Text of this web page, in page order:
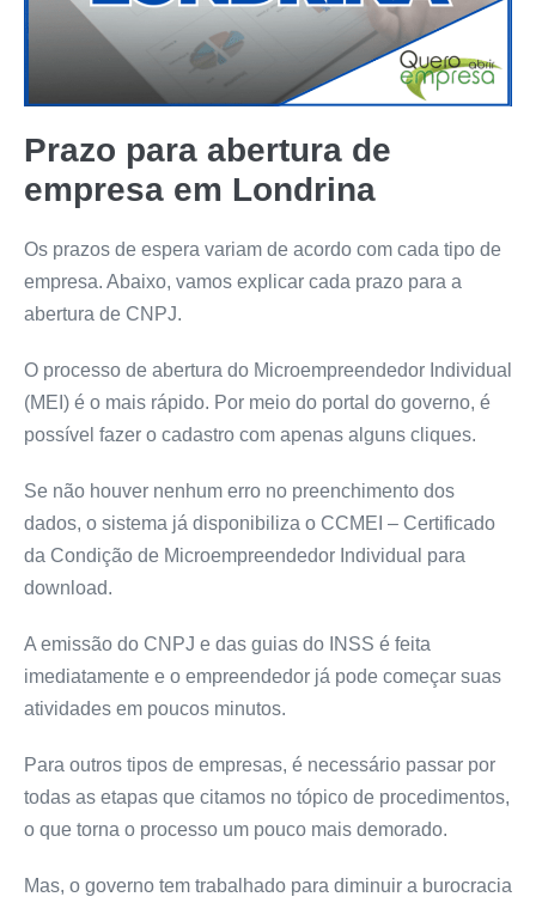
Prazo para abertura de
empresa em Londrina
Os prazos de espera variam de acordo com cada tipo de
empresa. Abaixo, vamos explicar cada prazo para a
abertura de CNPJ.
O processo de abertura do Microempreendedor Individual
(MEI) é o mais rápido. Por meio do portal do governo, é
possível fazer o cadastro com apenas alguns cliques.
Se não houver nenhum erro no preenchimento dos
dados, o sistema já disponibiliza o CCMEI – Certificado
da Condição de Microempreendedor Individual para
download.
A emissão do CNPJ e das guias do INSS é feita
imediatamente e o empreendedor já pode começar suas
atividades em poucos minutos.
Para outros tipos de empresas, é necessário passar por
todas as etapas que citamos no tópico de procedimentos,
o que torna o processo um pouco mais demorado.
Mas, o governo tem trabalhado para diminuir a burocracia